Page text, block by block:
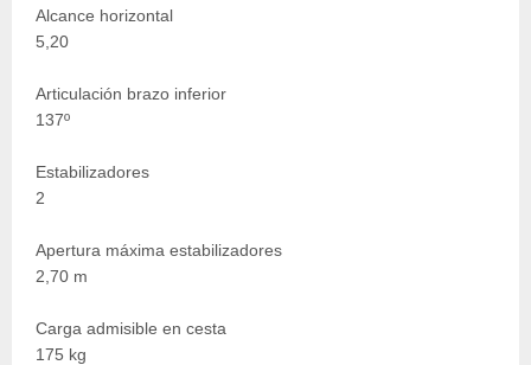
Alcance horizontal
5,20
Articulación brazo inferior
137º
Estabilizadores
2
Apertura máxima estabilizadores
2,70 m
Carga admisible en cesta
175 kg